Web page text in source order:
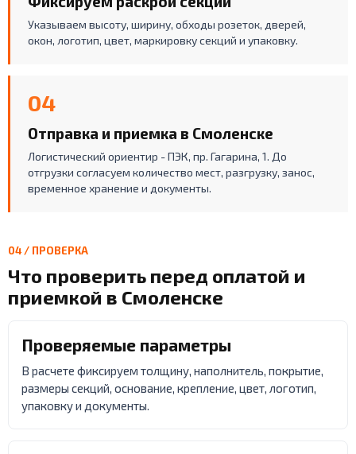
Указываем высоту, ширину, обходы розеток, дверей,
окон, логотип, цвет, маркировку секций и упаковку.
04
Отправка и приемка в Смоленске
Логистический ориентир - ПЭК, пр. Гагарина, 1. До
отгрузки согласуем количество мест, разгрузку, занос,
временное хранение и документы.
04 / ПРОВЕРКА
Что проверить перед оплатой и
приемкой в Смоленске
Проверяемые параметры
В расчете фиксируем толщину, наполнитель, покрытие,
размеры секций, основание, крепление, цвет, логотип,
упаковку и документы.